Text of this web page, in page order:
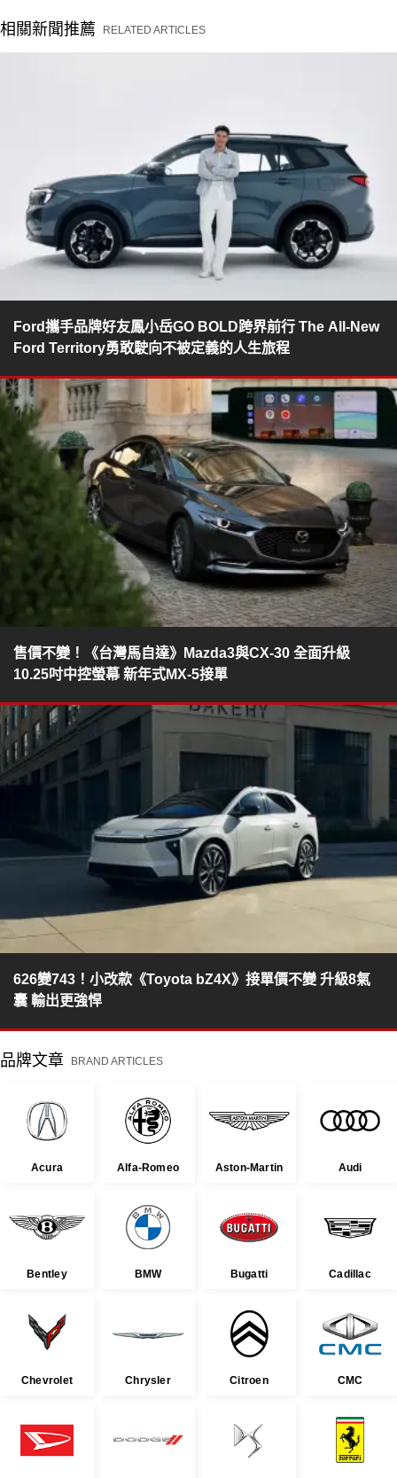
相關新聞推薦 RELATED ARTICLES
Ford攜手品牌好友鳳小岳GO BOLD跨界前行 The All-New
Ford Territory勇敢駛向不被定義的人生旅程
售價不變！《台灣馬自達》Mazda3與CX-30 全面升級
10.25吋中控螢幕 新年式MX-5接單
626變743！小改款《Toyota bZ4X》接單價不變 升級8氣
囊 輸出更強悍
品牌文章 BRAND ARTICLES
Acura Alfa-Romeo Aston-Martin Audi
Bentley BMW Bugatti Cadillac
Chevrolet Chrysler Citroen CMC